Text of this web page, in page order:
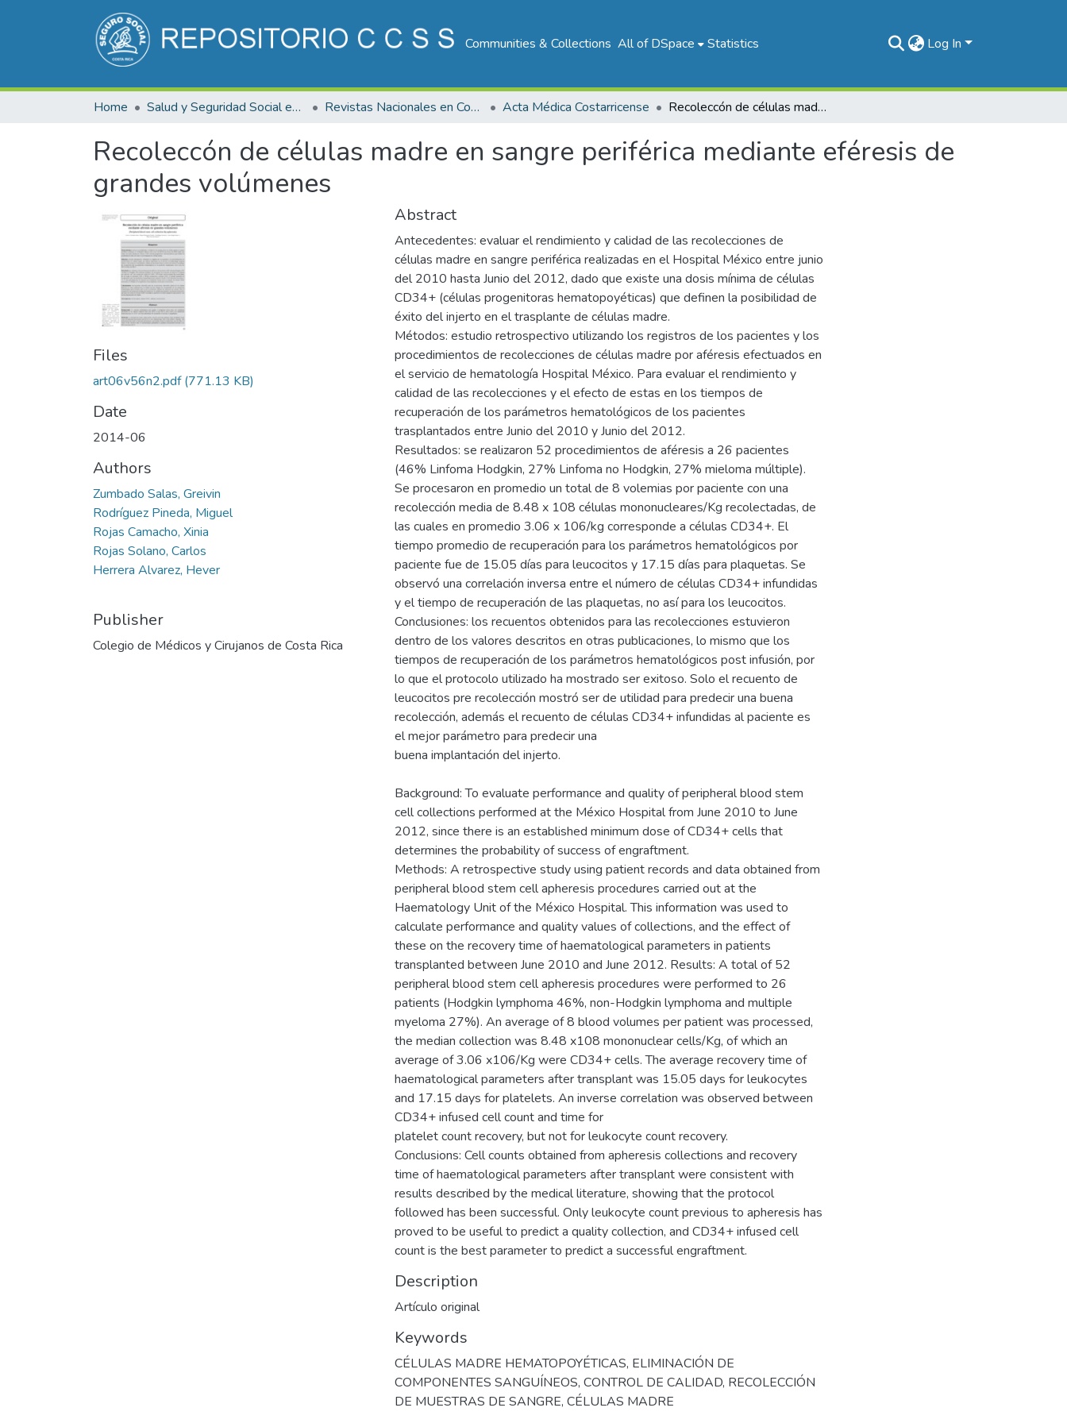
Communities & Collections All of DSpace Statistics Log In
Home Salud y Seguridad Social en Costa Rica Revistas Nacionales en Costa Rica Acta Médica Costarricense Recoleccón de células madre en sangre periférica mediante eféresis de grandes volúmenes
Recoleccón de células madre en sangre periférica mediante eféresis de
grandes volúmenes
Files
art06v56n2.pdf(771.13 KB)
Date
2014-06
Authors
Zumbado Salas, Greivin
Rodríguez Pineda, Miguel
Rojas Camacho, Xinia
Rojas Solano, Carlos
Herrera Alvarez, Hever
Publisher
Colegio de Médicos y Cirujanos de Costa Rica
Abstract
Antecedentes: evaluar el rendimiento y calidad de las recolecciones de
células madre en sangre periférica realizadas en el Hospital México entre junio
del 2010 hasta Junio del 2012, dado que existe una dosis mínima de células
CD34+ (células progenitoras hematopoyéticas) que definen la posibilidad de
éxito del injerto en el trasplante de células madre.
Métodos: estudio retrospectivo utilizando los registros de los pacientes y los
procedimientos de recolecciones de células madre por aféresis efectuados en
el servicio de hematología Hospital México. Para evaluar el rendimiento y
calidad de las recolecciones y el efecto de estas en los tiempos de
recuperación de los parámetros hematológicos de los pacientes
trasplantados entre Junio del 2010 y Junio del 2012.
Resultados: se realizaron 52 procedimientos de aféresis a 26 pacientes
(46% Linfoma Hodgkin, 27% Linfoma no Hodgkin, 27% mieloma múltiple).
Se procesaron en promedio un total de 8 volemias por paciente con una
recolección media de 8.48 x 108 células mononucleares/Kg recolectadas, de
las cuales en promedio 3.06 x 106/kg corresponde a células CD34+. El
tiempo promedio de recuperación para los parámetros hematológicos por
paciente fue de 15.05 días para leucocitos y 17.15 días para plaquetas. Se
observó una correlación inversa entre el número de células CD34+ infundidas
y el tiempo de recuperación de las plaquetas, no así para los leucocitos.
Conclusiones: los recuentos obtenidos para las recolecciones estuvieron
dentro de los valores descritos en otras publicaciones, lo mismo que los
tiempos de recuperación de los parámetros hematológicos post infusión, por
lo que el protocolo utilizado ha mostrado ser exitoso. Solo el recuento de
leucocitos pre recolección mostró ser de utilidad para predecir una buena
recolección, además el recuento de células CD34+ infundidas al paciente es
el mejor parámetro para predecir una
buena implantación del injerto.
Background: To evaluate performance and quality of peripheral blood stem
cell collections performed at the México Hospital from June 2010 to June
2012, since there is an established minimum dose of CD34+ cells that
determines the probability of success of engraftment.
Methods: A retrospective study using patient records and data obtained from
peripheral blood stem cell apheresis procedures carried out at the
Haematology Unit of the México Hospital. This information was used to
calculate performance and quality values of collections, and the effect of
these on the recovery time of haematological parameters in patients
transplanted between June 2010 and June 2012. Results: A total of 52
peripheral blood stem cell apheresis procedures were performed to 26
patients (Hodgkin lymphoma 46%, non-Hodgkin lymphoma and multiple
myeloma 27%). An average of 8 blood volumes per patient was processed,
the median collection was 8.48 x108 mononuclear cells/Kg, of which an
average of 3.06 x106/Kg were CD34+ cells. The average recovery time of
haematological parameters after transplant was 15.05 days for leukocytes
and 17.15 days for platelets. An inverse correlation was observed between
CD34+ infused cell count and time for
platelet count recovery, but not for leukocyte count recovery.
Conclusions: Cell counts obtained from apheresis collections and recovery
time of haematological parameters after transplant were consistent with
results described by the medical literature, showing that the protocol
followed has been successful. Only leukocyte count previous to apheresis has
proved to be useful to predict a quality collection, and CD34+ infused cell
count is the best parameter to predict a successful engraftment.
Description
Artículo original
Keywords
CÉLULAS MADRE HEMATOPOYÉTICAS, ELIMINACIÓN DE
COMPONENTES SANGUÍNEOS, CONTROL DE CALIDAD, RECOLECCIÓN
DE MUESTRAS DE SANGRE, CÉLULAS MADRE